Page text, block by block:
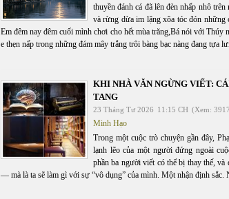
thuyền đánh cá đã lên đèn nhấp nhô
và rừng dừa im lặng xõa tóc đón
Em đêm nay đêm cuối mình chơi cho hết mùa trăng,Bá nói với Thúy
e thẹn nấp trong những đám mây trắng trôi bàng bạc nàng đang tựa
KHI NHÀ VĂN NGỪNG VIẾT:
TANG
23 Tháng Tư 2026 11:15 CH (Xem:
Minh Hạo
Trong một cuộc trò chuyện gần đây,
lạnh lẽo của một người đứng ngoài
phần ba người viết có thể bị thay thế,
— mà là ta sẽ làm gì với sự “vô dụng” của mình. Một nhận định sắc.